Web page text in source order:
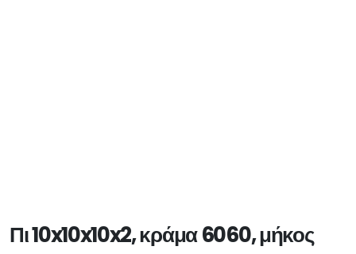
Πι 10x10x10x2, κράμα 6060, μήκος